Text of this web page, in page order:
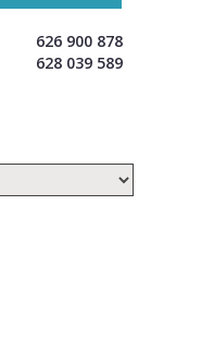
626 900 878
628 039 589